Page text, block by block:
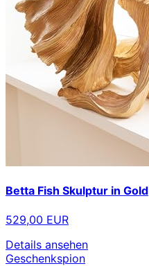
Betta Fish Skulptur in Gold
529,00 EUR
Details ansehen
Geschenkspion